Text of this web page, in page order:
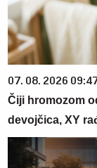
07. 08. 2026
Čiji hromozom
devojčica, XY